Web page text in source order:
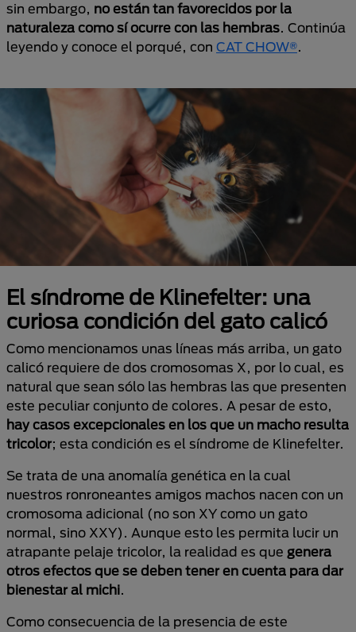
sin embargo, no están tan favorecidos por la
naturaleza como sí ocurre con las hembras. Continúa
leyendo y conoce el porqué, con CAT CHOW®.
El síndrome de Klinefelter: una
curiosa condición del gato calicó
Como mencionamos unas líneas más arriba, un gato
calicó requiere de dos cromosomas X, por lo cual, es
natural que sean sólo las hembras las que presenten
este peculiar conjunto de colores. A pesar de esto,
hay casos excepcionales en los que un macho resulta
tricolor; esta condición es el síndrome de Klinefelter.
Se trata de una anomalía genética en la cual
nuestros ronroneantes amigos machos nacen con un
cromosoma adicional (no son XY como un gato
normal, sino XXY). Aunque esto les permita lucir un
atrapante pelaje tricolor, la realidad es que genera
otros efectos que se deben tener en cuenta para dar
bienestar al michi.
Como consecuencia de la presencia de este